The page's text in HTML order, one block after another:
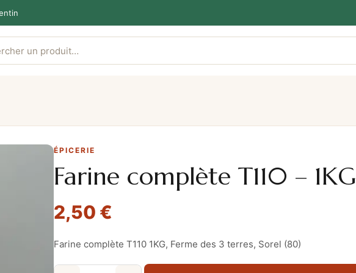
ÉPICERIE
Farine complète T110 – 1KG
2,50 €
Farine complète T110 1KG, Ferme des 3 terres, Sorel (80)